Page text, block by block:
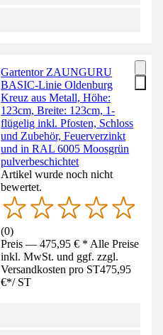
Gartentor ZAUNGURU
BASIC-Linie Oldenburg
Kreuz aus Metall, Höhe:
123cm, Breite: 123cm, 1-
flügelig inkl. Pfosten, Schloss
und Zubehör, Feuerverzinkt
und in RAL 6005 Moosgrün
pulverbeschichtet
Artikel wurde noch nicht
bewertet.
(0)
Preis — 475,95 € * Alle Preise
inkl. MwSt. und ggf. zzgl.
Versandkosten pro ST475,95
€*/ ST